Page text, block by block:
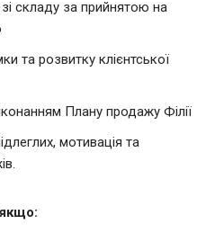
зі складу за прийнятою на
та розвитку клієнтської
Плану продажу Філії
мотивація та
о: